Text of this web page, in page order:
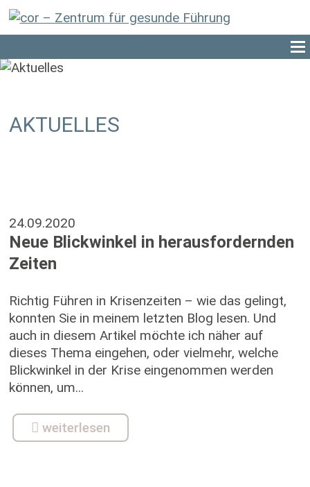
AKTUELLES
24.09.2020
Neue Blickwinkel in herausfordernden
Zeiten
Richtig Führen in Krisenzeiten – wie das gelingt,
konnten Sie in meinem letzten Blog lesen. Und
auch in diesem Artikel möchte ich näher auf
dieses Thema eingehen, oder vielmehr, welche
Blickwinkel in der Krise eingenommen werden
können, um...
weiterlesen